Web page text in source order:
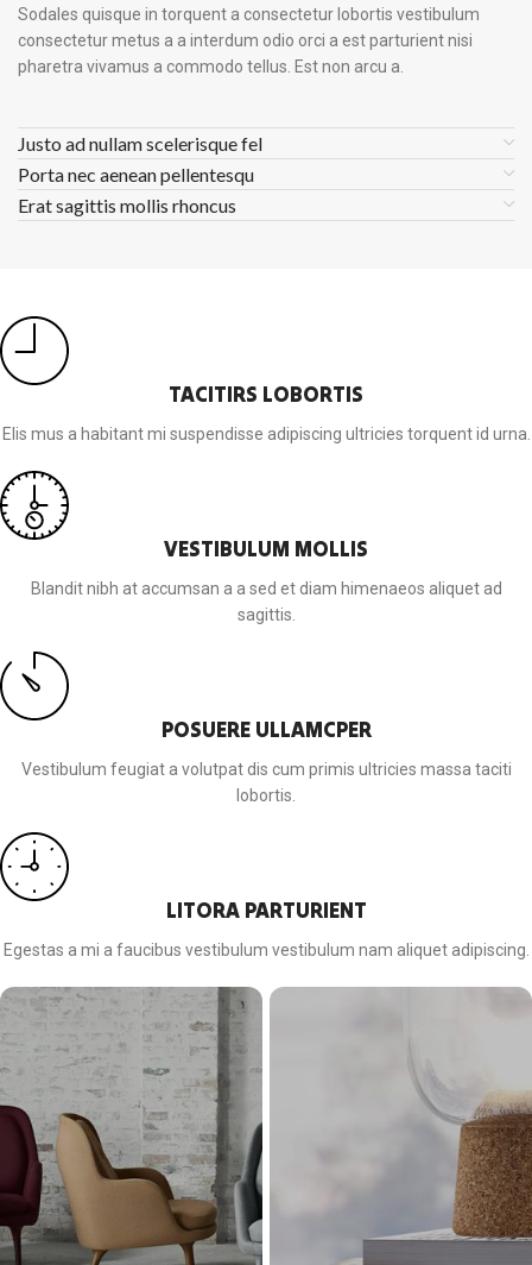
Sodales quisque in torquent a consectetur lobortis vestibulum
consectetur metus a a interdum odio orci a est parturient nisi
pharetra vivamus a commodo tellus. Est non arcu a.
Justo ad nullam scelerisque fel
Porta nec aenean pellentesqu
Erat sagittis mollis rhoncus
TACITIRS LOBORTIS
Elis mus a habitant mi suspendisse adipiscing ultricies torquent id urna.
VESTIBULUM MOLLIS
Blandit nibh at accumsan a a sed et diam himenaeos aliquet ad
sagittis.
POSUERE ULLAMCPER
Vestibulum feugiat a volutpat dis cum primis ultricies massa taciti
lobortis.
LITORA PARTURIENT
Egestas a mi a faucibus vestibulum vestibulum nam aliquet adipiscing.